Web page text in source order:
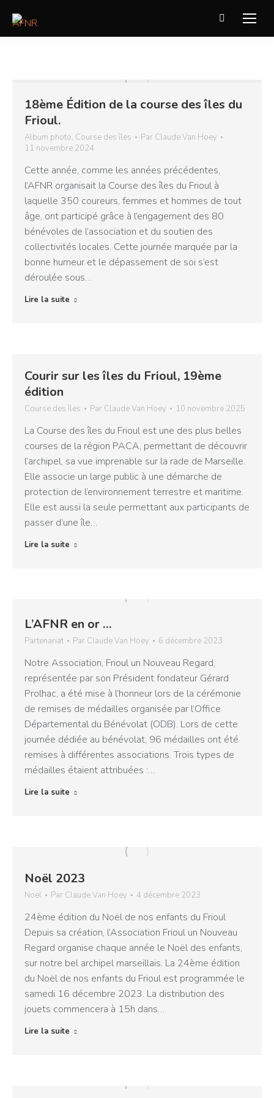
Recherche
:
18ème Édition de la course des îles du
Frioul.
Album photo, Course des îles Par Claude Van Hoey
11 novembre 2024
Cette année, comme les années précédentes,
l’AFNR organisait la Course des îles du Frioul à
laquelle 350 coureurs, femmes et hommes de tout
âge, ont participé grâce à l’engagement des 80
bénévoles de l’association et du soutien des
collectivités locales. Cette journée marquée par la
bonne humeur et le dépassement de soi s’est
déroulée sous…
Lire la suite
Courir sur les îles du Frioul, 19ème
édition
Course des îles Par Claude Van Hoey 10 novembre 2025
La Course des îles du Frioul est une des plus belles
courses de la région PACA, permettant de découvrir
l’archipel, sa vue imprenable sur la rade de Marseille.
Elle associe un large public à une démarche de
protection de l’environnement terrestre et maritime.
Elle est aussi la seule permettant aux participants de
passer d’une île…
Lire la suite
L’AFNR en or …
Partenariat Par Claude Van Hoey 6 décembre 2023
Notre Association, Frioul un Nouveau Regard,
représentée par son Président fondateur Gérard
Prolhac, a été mise à l’honneur lors de la cérémonie
de remises de médailles organisée par l’Office
Départemental du Bénévolat (ODB). Lors de cette
journée dédiée au bénévolat, 96 médailles ont été
remises à différentes associations. Trois types de
médailles étaient attribuées :…
Lire la suite
Noël 2023
Noel Par Claude Van Hoey 4 décembre 2023
24ème édition du Noël de nos enfants du Frioul
Depuis sa création, l’Association Frioul un Nouveau
Regard organise chaque année le Noël des enfants,
sur notre bel archipel marseillais. La 24ème édition
du Noël de nos enfants du Frioul est programmée le
samedi 16 décembre 2023. La distribution des
jouets commencera à 15h dans…
Lire la suite